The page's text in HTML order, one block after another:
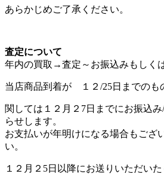
あらかじめご了承ください。
査定について
年内の買取→査定～お振込みもしく
当店商品到着が １２/25日までのも
関しては１２月２7日までにお振込
らせします。
お支払いが年明けになる場合もござ
い。
１２月２5日以降にお送りいただい